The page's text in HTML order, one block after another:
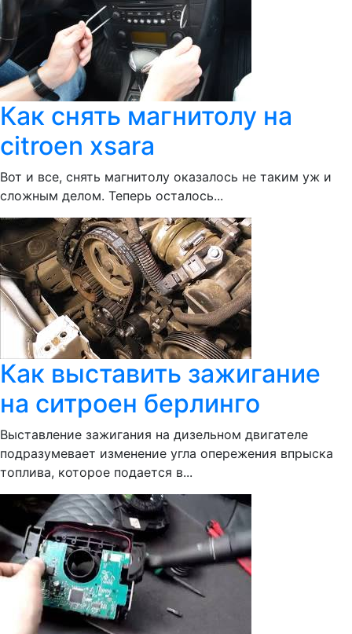
Как снять магнитолу на
citroen xsara
Вот и все, снять магнитолу оказалось не таким уж и
сложным делом. Теперь осталось...
Как выставить зажигание
на ситроен берлинго
Выставление зажигания на дизельном двигателе
подразумевает изменение угла опережения впрыска
топлива, которое подается в...